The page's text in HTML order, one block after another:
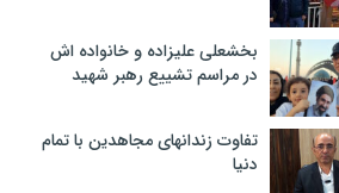
بخشعلی علیزاده و خانواده اش
در مراسم تشییع رهبر شهید
تفاوت زندانهای مجاهدین با تمام
دنیا